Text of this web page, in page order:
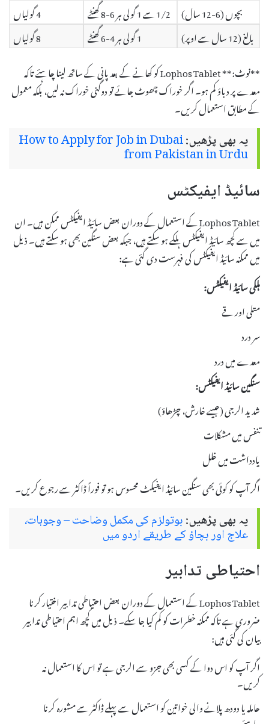
بچوں (6-12 سال)
1/2 سے 1 گولی ہر 6-8 گھنٹے
4 گولیاں
بالغ (12 سال سے اوپر)
1 گولی ہر 4-6 گھنٹے
8 گولیاں
**نوٹ:** Lophos Tablet کو کھانے کے بعد پانی کے ساتھ لینا چاہئے تاکہ
معدے پر دباؤ کم ہو۔ اگر خوراک چھوٹ جائے تو دوگنی خوراک نہ لیں، بلکہ معمول
کے مطابق استعمال کریں۔
یہ بھی پڑھیں:How to Apply for Job in Dubai
from Pakistan in Urdu
سائیڈ ایفیکٹس
Lophos Tablet کے استعمال کے دوران بعض سائیڈ ایفیکٹس ممکن ہیں۔ ان
میں سے کچھ سائیڈ ایفیکٹس ہلکے ہو سکتے ہیں، جبکہ بعض سنگین بھی ہو سکتے ہیں۔ ذیل
میں ممکنہ سائیڈ ایفیکٹس کی فہرست دی گئی ہے:
ہلکی سائیڈ ایفیکٹس:
متلی اور قے
سر درد
معدے میں درد
سنگین سائیڈ ایفیکٹس:
شدید الرجی (جیسے خارش، چڑھاؤ)
تنفس میں مشکلات
یادداشت میں خلل
اگر آپ کو کوئی بھی سنگین سائیڈ ایفیکٹ محسوس ہو تو فوراً ڈاکٹر سے رجوع کریں۔
یہ بھی پڑھیں:بوتولزم کی مکمل وضاحت – وجوہات،
علاج اور بچاؤ کے طریقے اردو میں
احتیاطی تدابیر
Lophos Tablet کے استعمال کے دوران بعض احتیاطی تدابیر اختیار کرنا
ضروری ہے تاکہ ممکنہ خطرات کو کم کیا جا سکے۔ ذیل میں کچھ اہم احتیاطی تدابیر
بیان کی گئی ہیں:
اگر آپ کو اس دوا کے کسی بھی جزو سے الرجی ہے تو اس کا استعمال نہ
کریں۔
حاملہ یا دودھ پلانے والی خواتین کو استعمال سے پہلے ڈاکٹر سے مشورہ کرنا